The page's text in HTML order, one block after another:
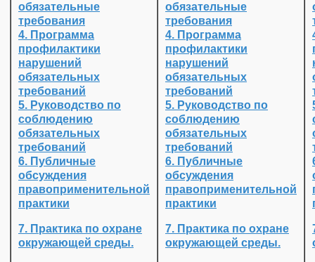
обязательные
требования
4. Программа
профилактики
нарушений
обязательных
требований
5. Руководство по
соблюдению
обязательных
требований
6. Публичные
обсуждения
правоприменительной
практики
7. Практика по охране
окружающей среды.
обязательные
требования
4. Программа
профилактики
нарушений
обязательных
требований
5. Руководство по
соблюдению
обязательных
требований
6. Публичные
обсуждения
правоприменительной
практики
7. Практика по охране
окружающей среды.